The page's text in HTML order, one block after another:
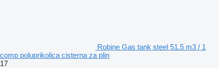
Robine Gas tank steel 51.5 m3 / 1
comp poluprikolica cisterna za plin
17